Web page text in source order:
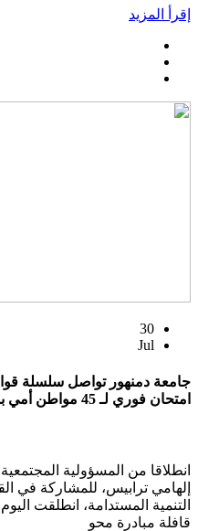
إقرأ المزيد
30
Jul
جامعة دمنهور تواصل سلسلة
امتحان فوري لـ 45 مواطن أمي بمركز الأبعادية ب
انطلاقا من المسؤولية
إلهامي ترابيس، للمشاركة في
قافلة مبادرة محو